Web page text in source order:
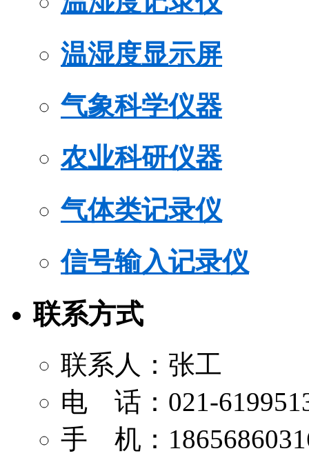
温湿度显示屏
气象科学仪器
农业科研仪器
气体类记录仪
信号输入记录仪
联系方式
联系人：张工
电 话：021-
手 机：